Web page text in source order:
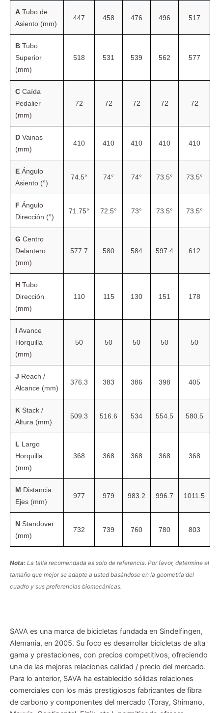
A Tubo de
Asiento (mm)
447 458 476 496 517
B Tubo
Superior
(mm)
518 531 539 562 577
C Caída
Pedalier
(mm)
72 72 72 72 72
D Vainas
(mm)
410 410 410 410 410
E Ángulo
Asiento (°)
74.5° 74° 74° 73.5° 73.5°
F Ángulo
Dirección (°)
71.75° 72.5° 73° 73.5° 73.5°
G Centro
Delantero
(mm)
577.7 580 584 597.4 612
H Tubo
Dirección
(mm)
110 115 130 151 178
I Avance
Horquilla
(mm)
50 50 50 50 50
J Reach /
Alcance (mm)
376.3 383 386 398 405
K Stack /
Altura (mm)
509.3 516.6 534 554.5 580.5
L Largo
Horquilla
(mm)
368 368 368 368 368
M Distancia
Ejes (mm)
977 979 983.2 996.7 1011.5
N Standover
(mm)
732 739 760 780 803
Nota: La talla recomendada es solo de referencia. Por favor, determine el
tamaño que mejor se adapte a usted basándose en la geometría del
cuadro y sus preferencias biomecánicas.
SAVA es una marca de bicicletas fundada en Sindelfingen,
Alemania, en 2005. Su foco es desarrollar bicicletas de alta
gama y prestaciones, con precios competitivos, ofreciendo
una de las mejores relaciones calidad / precio del mercado.
Para lo anterior, SAVA ha establecido sólidas relaciones
comerciales con los más prestigiosos fabricantes de fibra
de carbono y componentes del mercado (Toray, Shimano,